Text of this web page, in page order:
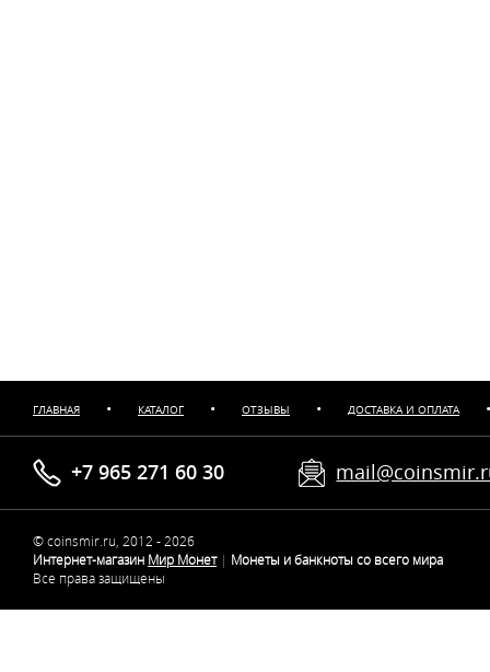
ГЛАВНАЯ • КАТАЛОГ • ОТЗЫВЫ • ДОСТАВКА И ОПЛАТА •
+7 965 271 60 30
© coinsmir.ru, 2012 - 2026
Интернет-магазин Мир Монет | Монеты и банкноты со всего мира
Все права защищены